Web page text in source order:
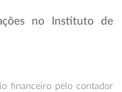
no Instituto de
financeiro pelo contador